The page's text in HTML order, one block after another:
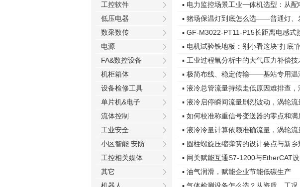
工控软件
低压电器
数采数传
电源
FA&数控设备
机柜箱体
设备检修工具
单片机&电子
流体控制
工业安全
小区智能 安防
工控相关媒体
其它
▪ 电力监控场景工业一体机选型：从
▪ 猪场保温灯到底怎么选——普通灯、
▪ GF-M3022-PT11-P15长距离电感式
▪ 电机试验铁地板：别小看这块“打底
▪ 工业过程氧分析中的大气压力补偿技
▪ 极简布线、稳定传输——基站专用温
▪ 液冷总管流量持续走低原因难排查
▪ 液冷启停瞬间流量剧烈波动，涡轮
▪ 如何校准称重信号变送器的零点和满
▪ 液冷冷量计算依赖准确流量，涡轮
▪ 圆柱螺旋压缩弹簧的设计要点与新
▪ 网关赋能互通S7-1200与EtherCAT
▪ 油气润滑，赋能企业节能低碳生产